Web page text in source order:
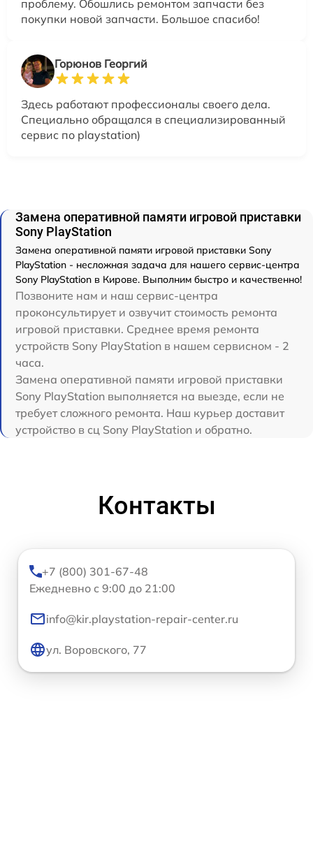
проблему. Обошлись ремонтом запчасти без
покупки новой запчасти. Большое спасибо!
Горюнов Георгий
Здесь работают профессионалы своего дела.
Специально обращался в специализированный
сервис по playstation)
Замена оперативной памяти игровой приставки
Sony PlayStation
Замена оперативной памяти игровой приставки Sony
PlayStation - несложная задача для нашего сервис-центра
Sony PlayStation в Кирове. Выполним быстро и качественно!
Позвоните нам и наш сервис-центра
проконсультирует и озвучит стоимость ремонта
игровой приставки. Среднее время ремонта
устройств Sony PlayStation в нашем сервисном - 2
часа.
Замена оперативной памяти игровой приставки
Sony PlayStation выполняется на выезде, если не
требует сложного ремонта. Наш курьер доставит
устройство в сц Sony PlayStation и обратно.
Контакты
+7 (800) 301-67-48
Ежедневно с 9:00 до 21:00
info@kir.playstation-repair-center.ru
ул. Воровского, 77